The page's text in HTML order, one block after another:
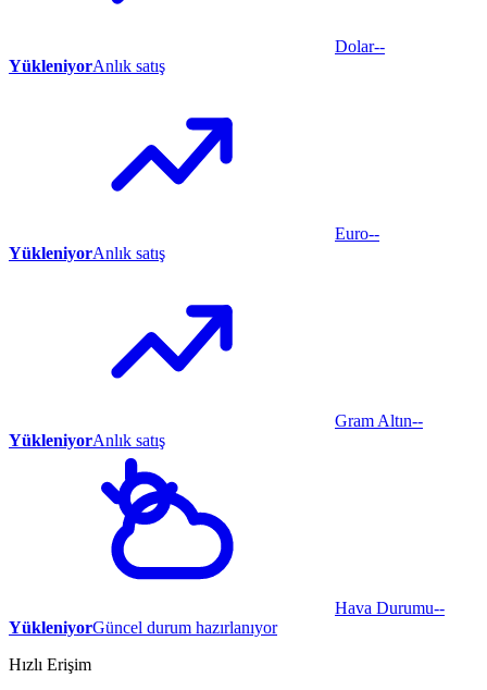
Dolar--
YükleniyorAnlık satış
Euro--
YükleniyorAnlık satış
Gram Altın--
YükleniyorAnlık satış
Hava Durumu--
YükleniyorGüncel durum hazırlanıyor
Hızlı Erişim